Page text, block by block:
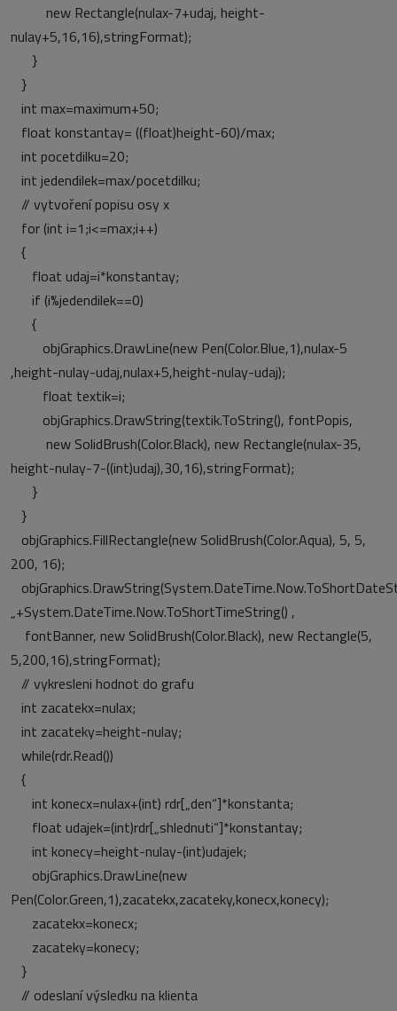
new Rectangle(nulax-7+udaj, height-
nulay+5,16,16),stringFormat);
}
}
int max=maximum+50;
float konstantay= ((float)height-60)/max;
int pocetdilku=20;
int jedendilek=max/pocetdilku;
// vytvoření popisu osy x
for (int i=1;i<=max;i++)
{
float udaj=i*konstantay;
if (i%jedendilek==0)
{
objGraphics.DrawLine(new Pen(Color.Blue,1),nulax-5
,height-nulay-udaj,nulax+5,height-nulay-udaj);
float textik=i;
objGraphics.DrawString(textik.ToString(), fontPopis,
new SolidBrush(Color.Black), new Rectangle(nulax-35,
height-nulay-7-((int)udaj),30,16),stringFormat);
}
}
objGraphics.FillRectangle(new SolidBrush(Color.Aqua), 5, 5,
200, 16);
„+System.DateTime.Now.ToShortTimeString() ,
fontBanner, new SolidBrush(Color.Black), new Rectangle(5,
5,200,16),stringFormat);
// vykresleni hodnot do grafu
int zacatekx=nulax;
int zacateky=height-nulay;
while(rdr.Read())
{
int konecx=nulax+(int) rdr[„den“]*konstanta;
float udajek=(int)rdr[„shlednuti“]*konstantay;
int konecy=height-nulay-(int)udajek;
objGraphics.DrawLine(new
Pen(Color.Green,1),zacatekx,zacateky,konecx,konecy);
zacatekx=konecx;
zacateky=konecy;
}
// odeslaní výsledku na klienta